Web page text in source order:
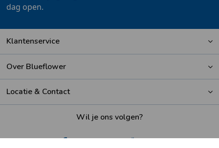
dag open.
Klantenservice
Over Blueflower
Locatie & Contact
Wil je ons volgen?